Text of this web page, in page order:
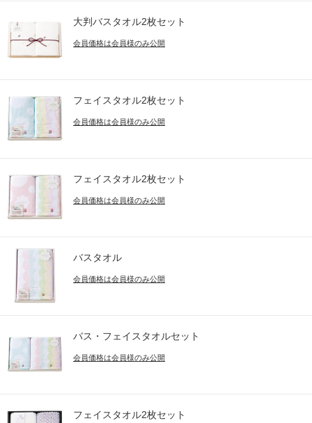
大判バスタオル2枚セット
会員価格は会員様のみ公開
フェイスタオル2枚セット
会員価格は会員様のみ公開
フェイスタオル2枚セット
会員価格は会員様のみ公開
バスタオル
会員価格は会員様のみ公開
バス・フェイスタオルセット
会員価格は会員様のみ公開
フェイスタオル2枚セット